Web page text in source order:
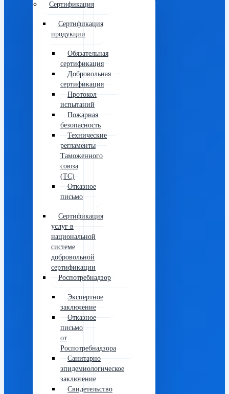
Сертификация
Сертификация
продукции
Обязательная
сертификация
Добровольная
сертификация
Протокол
испытаний
Пожарная
безопасность
Технические
регламенты
Таможенного
союза
(ТС)
Отказное
письмо
Сертификация
услуг в
национальной
системе
добровольной
сертификации
Роспотребнадзор
Экспертное
заключение
Отказное
письмо
от
Роспотребнадзора
Санитарно
эпидемиологическое
заключение
Свидетельство